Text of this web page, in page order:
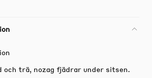
och trä, nozag fjädrar under sitsen.